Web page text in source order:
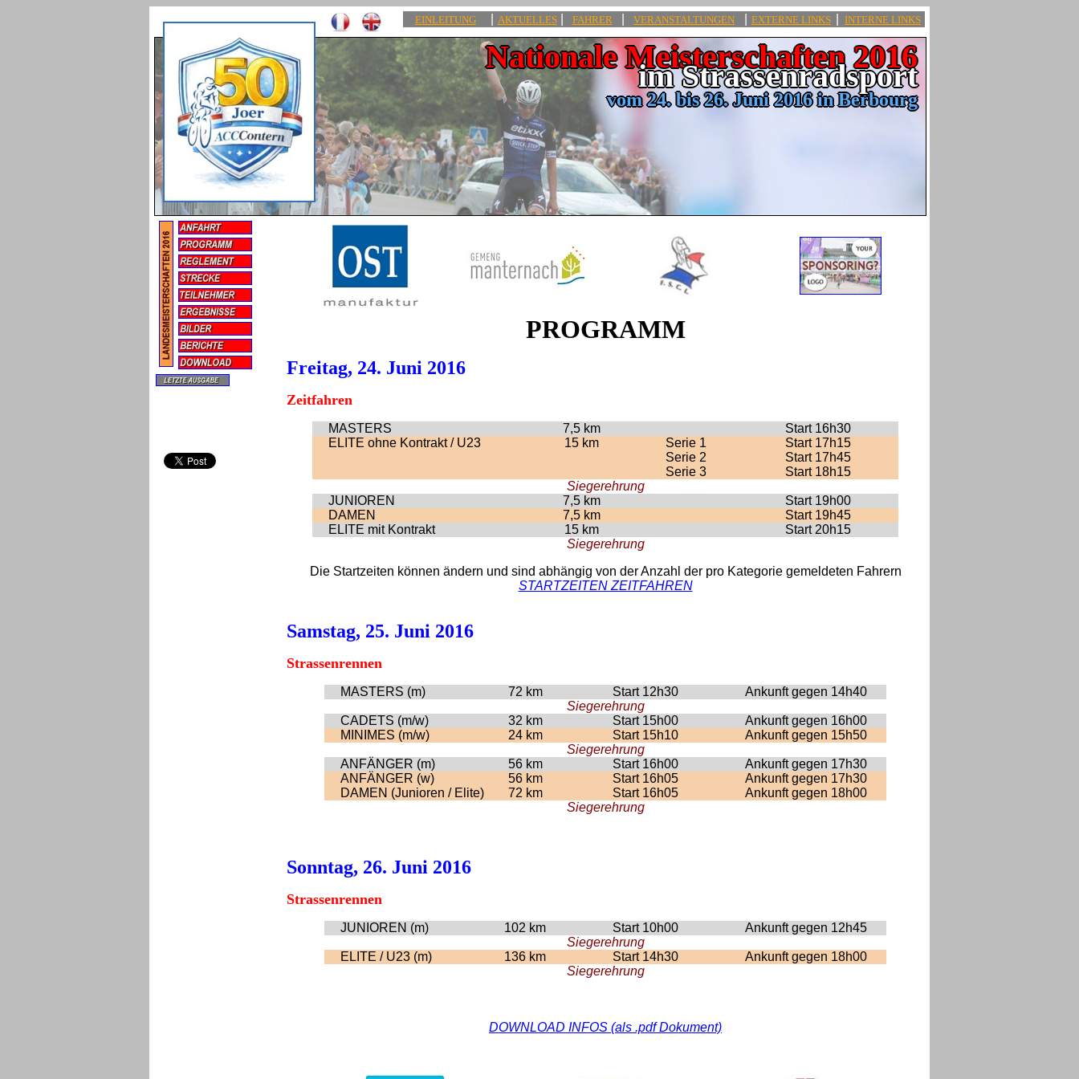
EINLEITUNG AKTUELLES FAHRER VERANSTALTUNGEN EXTERNE LINKS INTERNE LINKS
Nationale Meisterschaften 2016
im Strassenradsport
vom 24. bis 26. Juni 2016 in Berbourg
PROGRAMM
Freitag, 24. Juni 2016
Zeitfahren
MASTERS 7,5 km
Start 16h30
ELITE ohne Kontrakt / U23
15 km Serie 1
Start 17h15
Serie 2
Start 17h45
Serie 3
Start 18h15
Siegerehrung
JUNIOREN
7,5 km
Start 19h00
DAMEN
7,5 km
Start 19h45
ELITE mit Kontrakt
15 km
Start 20h15
Siegerehrung
Die Startzeiten können ändern und sind abhängig von der Anzahl der pro Kategorie gemeldeten Fahrern
STARTZEITEN ZEITFAHREN
Samstag, 25. Juni 2016
Strassenrennen
MASTERS (m) 72 km Start 12h30
Ankunft gegen 14h40
Siegerehrung
CADETS (m/w)
32 km Start 15h00
Ankunft gegen 16h00
MINIMES (m/w)
24 km Start 15h10
Ankunft gegen 15h50
Siegerehrung
ANFÄNGER (m)
56 km Start 16h00
Ankunft gegen 17h30
ANFÄNGER (w)
56 km Start 16h05
Ankunft gegen 17h30
DAMEN (Junioren / Elite)
72 km Start 16h05
Ankunft gegen 18h00
Siegerehrung
Sonntag, 26. Juni 2016
Strassenrennen
JUNIOREN (m) 102 km Start 10h00
Ankunft gegen 12h45
Siegerehrung
ELITE / U23 (m)
136 km Start 14h30
Ankunft gegen 18h00
Siegerehrung
DOWNLOAD INFOS (als .pdf Dokument)